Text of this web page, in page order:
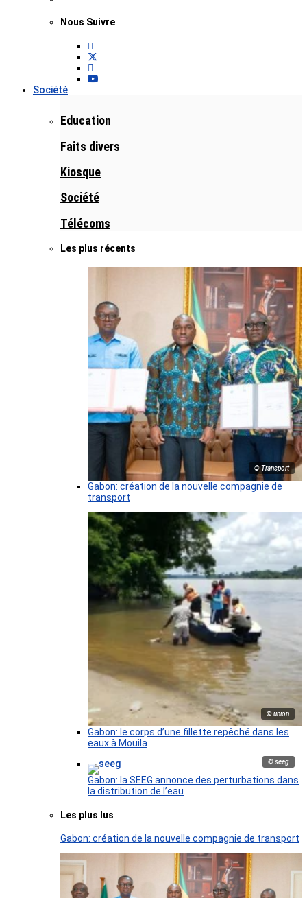
Nous Suivre
Société
Education
Faits divers
Kiosque
Société
Télécoms
Les plus récents
© Transport
Gabon: création de la nouvelle compagnie de
transport
© union
Gabon: le corps d’une fillette repêché dans les
eaux à Mouila
© seeg
Gabon: la SEEG annonce des perturbations dans
la distribution de l’eau
Les plus lus
Gabon: création de la nouvelle compagnie de transport